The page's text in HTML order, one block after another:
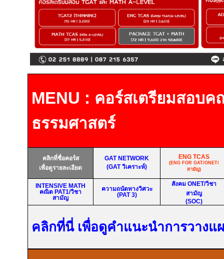
MENU : คอร์สเตรียมสอบ
ธรรมศาสตร์
คลิกที่ชื่อคอร์ส
เพื่อดูรายละเอียด
GAT NETWORK
(GAT วิเคราะห์)
ENG TCAS
(ENG FOR GAT/ONET/
สามัญ)
INTENSIVE MATH
คณิต PAT1/วิชา
สามัญ
ความถนัดทางวิศวะ
(PAT 3)
สังคม ONET/วิชา
สามัญ
(SOC)
คลิกที่นี่ เพื่อดูคำแนะนำการวางแ